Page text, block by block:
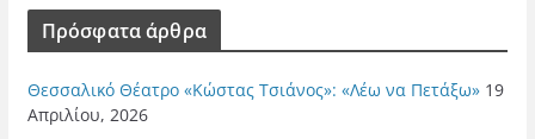
Πρόσφατα άρθρα
Θεσσαλικό Θέατρο «Κώστας Τσιάνος»: «Λέω να Πετάξω» 19
Απριλίου, 2026